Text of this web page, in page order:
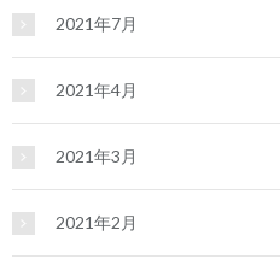
2021年7月
2021年4月
2021年3月
2021年2月